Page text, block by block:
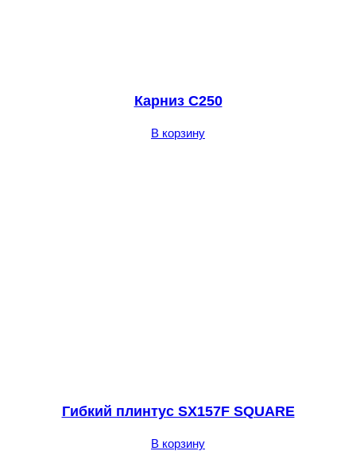
Карниз C250
В корзину
Гибкий плинтус SX157F SQUARE
В корзину